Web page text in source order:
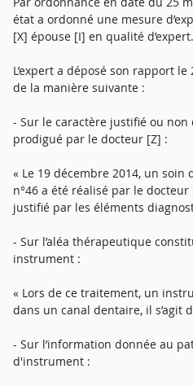
état a ordonné une mesure
[X] épouse [I] en qualité d’expert.
L’expert a déposé son rapport
de la manière suivante :
- Sur le caractère justifié ou
prodigué par le docteur [Z] :
« Le 19 décembre 2014, un
n°46 a été réalisé par le
justifié par les éléments
- Sur l’aléa thérapeutique
instrument :
« Lors de ce traitement, un
dans un canal dentaire, il s’agit
- Sur l’information donnée au
d'instrument :